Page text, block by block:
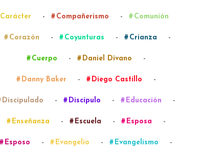
Carácter - Compañerismo - Comunión
Corazón - Coyunturas - Crianza -
Cuerpo - Daniel Divano -
Danny Baker - Diego Castillo -
Discipulado - Discípulo - Educación -
Enseñanza - Escuela - Esposa -
Esposo - Evangelio - Evangelismo -